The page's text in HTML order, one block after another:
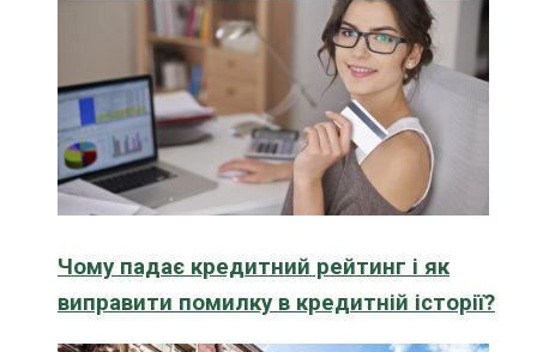
Чому падає кредитний рейтинг і як
виправити помилку в кредитній історії?